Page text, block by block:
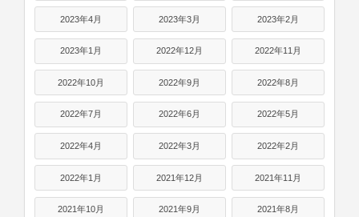
2023年4月 2023年3月 2023年2月
2023年1月 2022年12月 2022年11月
2022年10月 2022年9月 2022年8月
2022年7月 2022年6月 2022年5月
2022年4月 2022年3月 2022年2月
2022年1月 2021年12月 2021年11月
2021年10月 2021年9月 2021年8月